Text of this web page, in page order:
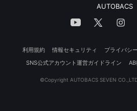
AUTOBACS
利用規約 情報セキュリティ プライバシ
SNS公式アカウント運営ガイドライン
©Copyright AUTOBACS SEVEN